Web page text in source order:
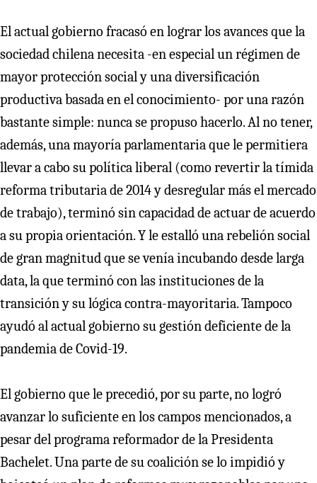
El actual gobierno fracasó en lograr los avances que la
sociedad chilena necesita -en especial un régimen de
mayor protección social y una diversificación
productiva basada en el conocimiento- por una razón
bastante simple: nunca se propuso hacerlo. Al no tener,
además, una mayoría parlamentaria que le permitiera
llevar a cabo su política liberal (como revertir la tímida
reforma tributaria de 2014 y desregular más el mercado
de trabajo), terminó sin capacidad de actuar de acuerdo
a su propia orientación. Y le estalló una rebelión social
de gran magnitud que se venía incubando desde larga
data, la que terminó con las instituciones de la
transición y su lógica contra-mayoritaria. Tampoco
ayudó al actual gobierno su gestión deficiente de la
pandemia de Covid-19.
El gobierno que le precedió, por su parte, no logró
avanzar lo suficiente en los campos mencionados, a
pesar del programa reformador de la Presidenta
Bachelet. Una parte de su coalición se lo impidió y